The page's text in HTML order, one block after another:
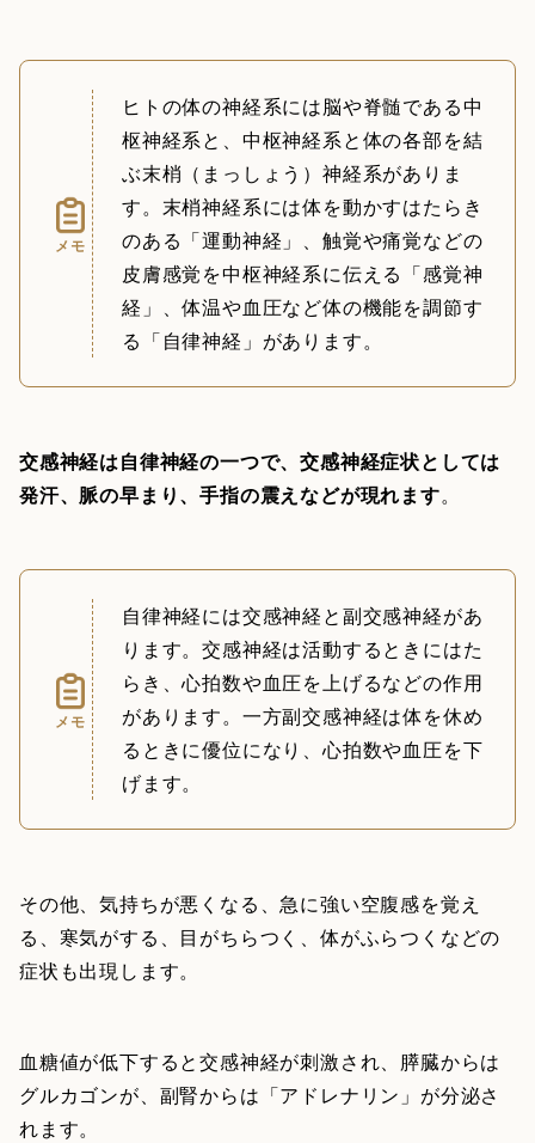
メモ
ヒトの体の神経系には脳や脊髄である中
枢神経系と、中枢神経系と体の各部を結
ぶ末梢（まっしょう）神経系がありま
す。末梢神経系には体を動かすはたらき
のある「運動神経」、触覚や痛覚などの
皮膚感覚を中枢神経系に伝える「感覚神
経」、体温や血圧など体の機能を調節す
る「自律神経」があります。
交感神経は自律神経の一つで、交感神経症状としては
発汗、脈の早まり、手指の震えなどが現れます。
メモ
自律神経には交感神経と副交感神経があ
ります。交感神経は活動するときにはた
らき、心拍数や血圧を上げるなどの作用
があります。一方副交感神経は体を休め
るときに優位になり、心拍数や血圧を下
げます。
その他、気持ちが悪くなる、急に強い空腹感を覚え
る、寒気がする、目がちらつく、体がふらつくなどの
症状も出現します。
血糖値が低下すると交感神経が刺激され、膵臓からは
グルカゴンが、副腎からは「アドレナリン」が分泌さ
れます。